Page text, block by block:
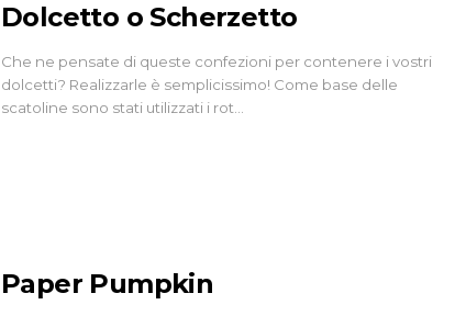
Dolcetto o Scherzetto
Che ne pensate di queste confezioni per contenere i vostri
dolcetti? Realizzarle è semplicissimo! Come base delle
scatoline sono stati utilizzati i rot…
Paper Pumpkin